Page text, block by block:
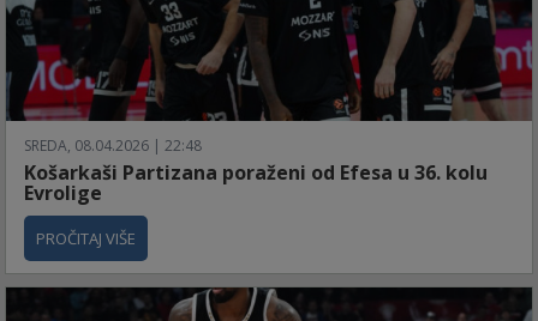
SREDA, 08.04.2026 | 22:48
Košarkaši Partizana poraženi od Efesa u 36. kolu
Evrolige
PROČITAJ VIŠE